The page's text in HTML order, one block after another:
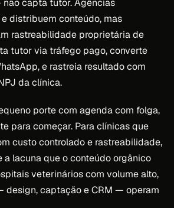
distribuem conteúdo, mas
rastreabilidade proprietária de
tutor via tráfego pago, converte
e rastreia resultado com
da clínica.
porte com agenda com folga,
para começar. Para clínicas que
custo controlado e rastreabilidade,
a lacuna que o conteúdo orgânico
veterinários com volume alto,
design, captação e CRM — operam